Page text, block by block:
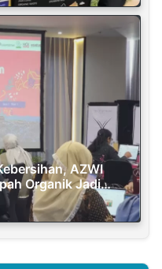
AZWI
Organik Jadi